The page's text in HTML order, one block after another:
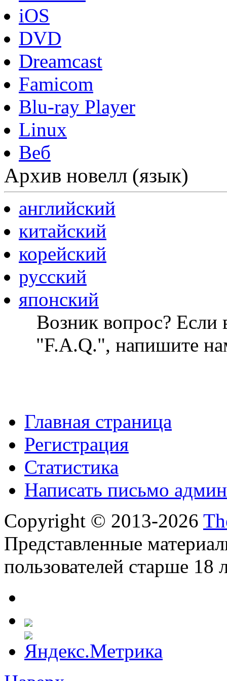
iOS
DVD
Dreamcast
Famicom
Blu-ray Player
Linux
Веб
Архив новелл (язык)
английский
китайский
корейский
русский
японский
Возник вопрос? Если
"F.A.Q.", напишите
Главная страница
Регистрация
Статистика
Написать письмо
Copyright © 2013-2026
Представленные
пользователей старше 18